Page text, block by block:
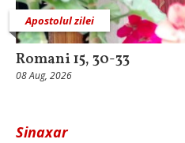
Apostolul zilei
Romani 15, 30-33
08 Aug, 2026
Sinaxar